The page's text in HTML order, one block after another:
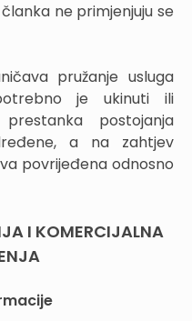
ne primjenjuju se
pružanje usluga
je ukinuti ili
postojanja
a na zahtjev
povrijeđena odnosno
I KOMERCIJALNA